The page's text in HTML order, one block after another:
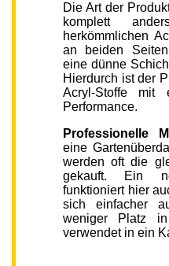
Die Art der
komplett
herkömmlichen
an beiden
eine dünne
Hierdurch ist der
Acryl-Stoffe mit
Performance.
Professionelle
eine
werden oft die
gekauft. Ein
funktioniert hier
sich einfacher
weniger Platz
verwendet in ein